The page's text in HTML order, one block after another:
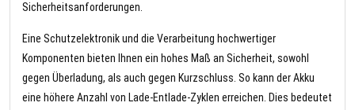
Sicherheitsanforderungen.
Eine Schutzelektronik und die Verarbeitung hochwertiger
Komponenten bieten Ihnen ein hohes Maß an Sicherheit, sowohl
gegen Überladung, als auch gegen Kurzschluss. So kann der Akku
eine höhere Anzahl von Lade-Entlade-Zyklen erreichen. Dies bedeutet